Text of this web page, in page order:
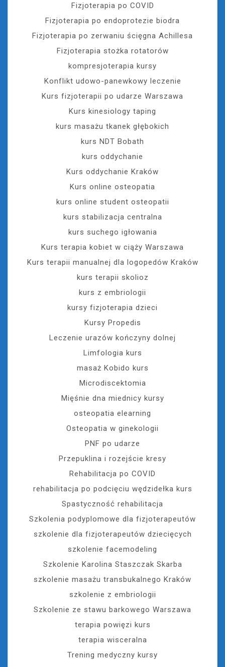
Fizjoterapia po COVID
Fizjoterapia po endoprotezie biodra
Fizjoterapia po zerwaniu ścięgna Achillesa
Fizjoterapia stożka rotatorów
kompresjoterapia kursy
Konflikt udowo-panewkowy leczenie
Kurs fizjoterapii po udarze Warszawa
Kurs kinesiology taping
kurs masażu tkanek głębokich
kurs NDT Bobath
kurs oddychanie
Kurs oddychanie Kraków
Kurs online osteopatia
kurs online student osteopatii
kurs stabilizacja centralna
kurs suchego igłowania
Kurs terapia kobiet w ciąży Warszawa
Kurs terapii manualnej dla logopedów Kraków
kurs terapii skolioz
kurs z embriologii
kursy fizjoterapia dzieci
Kursy Propedis
Leczenie urazów kończyny dolnej
Limfologia kurs
masaż Kobido kurs
Microdiscektomia
Mięśnie dna miednicy kursy
osteopatia elearning
Osteopatia w ginekologii
PNF po udarze
Przepuklina i rozejście kresy
Rehabilitacja po COVID
rehabilitacja po podcięciu wędzidełka kurs
Spastyczność rehabilitacja
Szkolenia podyplomowe dla fizjoterapeutów
szkolenie dla fizjoterapeutów dziecięcych
szkolenie facemodeling
Szkolenie Karolina Staszczak Skarba
szkolenie masażu transbukalnego Kraków
szkolenie z embriologii
Szkolenie ze stawu barkowego Warszawa
terapia powięzi kurs
terapia wisceralna
Trening medyczny kursy